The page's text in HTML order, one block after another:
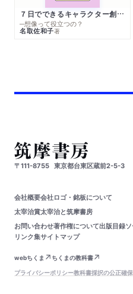
７日でできるキャラクター創作入門
─想像って役立つの？
名取佐和子著
〒111-8755 東京都台東区蔵前2-5-3
会社概要会社ロゴ・銘板について
太宰治賞太宰治と筑摩書房
お問い合わせ著作権について出版目録
リンク集サイトマップ
webちくま
ちくまの教科書
プライバシーポリシー教科書採択の公正確